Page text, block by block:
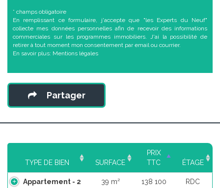
* champs obligatoire
En remplissant ce formulaire, j'accepte que "les Experts du Neuf"
collecte mes données personnelles afin de recevoir des informations
commerciales sur les programmes immobiliers. J'ai la possibilité de
retirer à tout moment mon consentement par email ou courrier.
En savoir plus: Mentions légales
Partager
TYPE DE BIEN SURFACE
PRIX
TTC
ÉTAGE
Appartement - 2
39 m²
138 100
RDC